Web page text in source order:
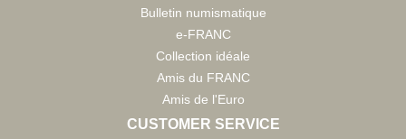
Bulletin numismatique
e-FRANC
Collection idéale
Amis du FRANC
Amis de l'Euro
CUSTOMER SERVICE